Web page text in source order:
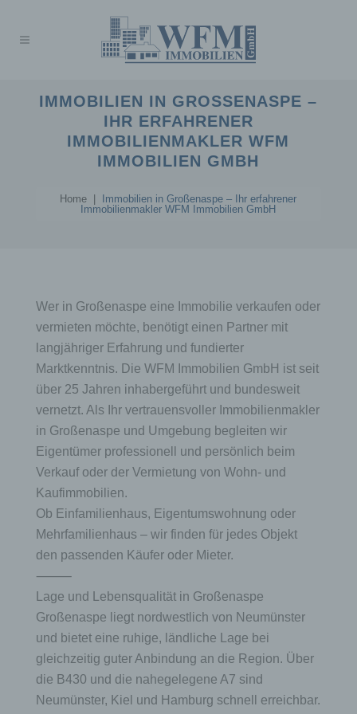
IMMOBILIEN IN GROSSENASPE – I
HR ERFAHRENER I
MMOBILIENMAKLER WFM I
MMOBILIEN GMBH
Home
Immobilien in Großenaspe – Ihr erfahrener
Immobilienmakler WFM Immobilien GmbH
Wer in Großenaspe eine Immobilie verkaufen oder
vermieten möchte, benötigt einen Partner mit
langjähriger Erfahrung und fundierter
Marktkenntnis. Die WFM Immobilien GmbH ist seit
über 25 Jahren inhabergeführt und bundesweit
vernetzt. Als Ihr vertrauensvoller Immobilienmakler
in Großenaspe und Umgebung begleiten wir
Eigentümer professionell und persönlich beim
Verkauf oder der Vermietung von Wohn- und
Kaufimmobilien.
Ob Einfamilienhaus, Eigentumswohnung oder
Mehrfamilienhaus – wir finden für jedes Objekt
den passenden Käufer oder Mieter.
⸻
Lage und Lebensqualität in Großenaspe
Großenaspe liegt nordwestlich von Neumünster
und bietet eine ruhige, ländliche Lage bei
gleichzeitig guter Anbindung an die Region. Über
die B430 und die nahegelegene A7 sind
Neumünster, Kiel und Hamburg schnell erreichbar.